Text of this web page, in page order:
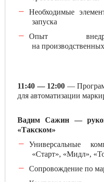
Необходимые
запуска
Опыт
на
11:40 — 12:00 —
для автоматизации
Вадим Сажин —
«Такском»
Универсальные
«Старт», «Мидл»,
Сопровождение по